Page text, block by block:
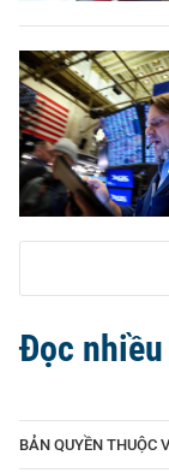
Đọc nhiều
BẢN QUYỀN THUỘC